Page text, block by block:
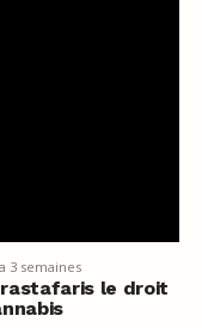
3 semaines
rastafaris le droit